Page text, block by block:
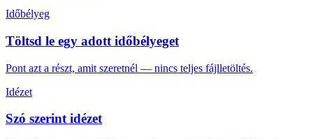
Időbélyeg
Töltsd le egy adott időbélyeget
Pont azt a részt, amit szeretnél — nincs teljes fájlletöltés.
Idézet
Szó szerint idézet